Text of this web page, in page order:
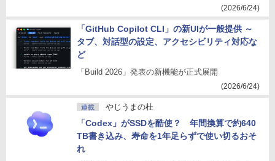
(2026/6/24)
「GitHub Copilot CLI」の新UIが一般提供 ～
タブ、対話型の設定、アクセシビリティ対応な
ど
「Build 2026」発表の新機能が正式展開
(2026/6/24)
連載 やじうまの杜
「Codex」がSSDを酷使？ 年間換算で約640
TB書き込み、寿命を1年足らずで使い切るおそ
れ